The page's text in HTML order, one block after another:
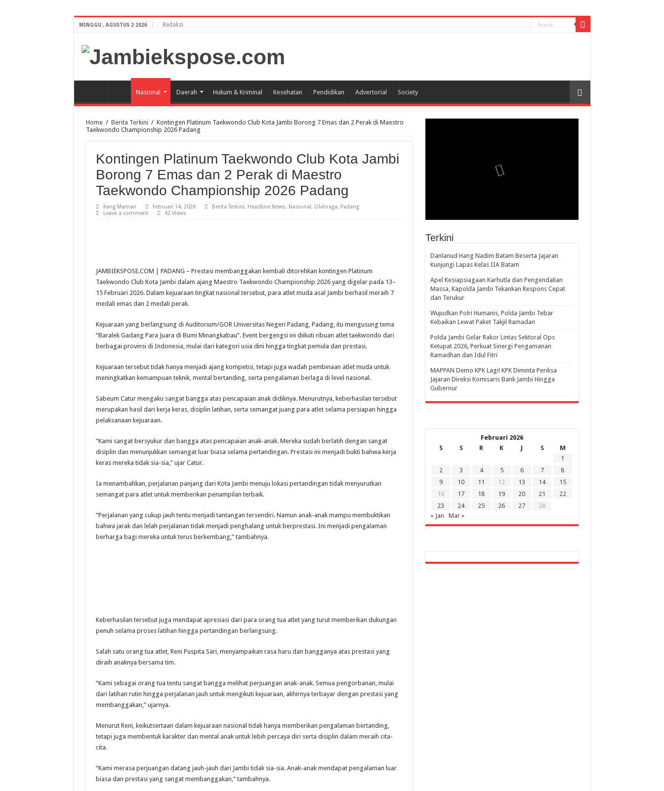
MINGGU , AGUSTUS 2 2026 Redaksi
Nasional Daerah Hukum & Kriminal Kesehatan Pendidikan Advertorial Society
Home / Berita Terkini / Kontingen Platinum Taekwondo Club Kota Jambi Borong 7 Emas dan 2 Perak di Maestro
Taekwondo Championship 2026 Padang
Kontingen Platinum Taekwondo Club Kota Jambi
Borong 7 Emas dan 2 Perak di Maestro
Taekwondo Championship 2026 Padang
Kang Maman Februari 14, 2026 Berita Terkini, Headline News, Nasional , Olahraga, Padang
Leave a comment
42 Views
JAMBIEKSPOSE.COM | PADANG – Prestasi membanggakan kembali ditorehkan kontingen Platinum
Taekwondo Club Kota Jambi dalam ajang Maestro Taekwondo Championship 2026 yang digelar pada 13–
15 Februari 2026. Dalam kejuaraan tingkat nasional tersebut, para atlet muda asal Jambi berhasil meraih 7
medali emas dan 2 medali perak.
Kejuaraan yang berlangsung di Auditorium/GOR Universitas Negeri Padang, Padang, itu mengusung tema
“Baralek Gadang Para Juara di Bumi Minangkabau”. Event bergengsi ini diikuti ribuan atlet taekwondo dari
berbagai provinsi di Indonesia, mulai dari kategori usia dini hingga tingkat pemula dan prestasi.
Kejuaraan tersebut tidak hanya menjadi ajang kompetisi, tetapi juga wadah pembinaan atlet muda untuk
meningkatkan kemampuan teknik, mental bertanding, serta pengalaman berlaga di level nasional.
Sabeum Catur mengaku sangat bangga atas pencapaian anak didiknya. Menurutnya, keberhasilan tersebut
merupakan hasil dari kerja keras, disiplin latihan, serta semangat juang para atlet selama persiapan hingga
pelaksanaan kejuaraan.
“Kami sangat bersyukur dan bangga atas pencapaian anak-anak. Mereka sudah berlatih dengan sangat
disiplin dan menunjukkan semangat luar biasa selama pertandingan. Prestasi ini menjadi bukti bahwa kerja
keras mereka tidak sia-sia,” ujar Catur.
Ia menambahkan, perjalanan panjang dari Kota Jambi menuju lokasi pertandingan tidak menyurutkan
semangat para atlet untuk memberikan penampilan terbaik.
“Perjalanan yang cukup jauh tentu menjadi tantangan tersendiri. Namun anak-anak mampu membuktikan
bahwa jarak dan lelah perjalanan tidak menjadi penghalang untuk berprestasi. Ini menjadi pengalaman
berharga bagi mereka untuk terus berkembang,” tambahnya.
Keberhasilan tersebut juga mendapat apresiasi dari para orang tua atlet yang turut memberikan dukungan
penuh selama proses latihan hingga pertandingan berlangsung.
Salah satu orang tua atlet, Reni Puspita Sari, menyampaikan rasa haru dan bangganya atas prestasi yang
diraih anaknya bersama tim.
“Kami sebagai orang tua tentu sangat bangga melihat perjuangan anak-anak. Semua pengorbanan, mulai
dari latihan rutin hingga perjalanan jauh untuk mengikuti kejuaraan, akhirnya terbayar dengan prestasi yang
membanggakan,” ujarnya.
Menurut Reni, keikutsertaan dalam kejuaraan nasional tidak hanya memberikan pengalaman bertanding,
tetapi juga membentuk karakter dan mental anak untuk lebih percaya diri serta disiplin dalam meraih cita-
cita.
“Kami merasa perjuangan datang jauh-jauh dari Jambi tidak sia-sia. Anak-anak mendapat pengalaman luar
biasa dan prestasi yang sangat membanggakan,” tambahnya.
Terkini
Danlanud Hang Nadim Batam Beserta Jajaran
Kunjungi Lapas Kelas IIA Batam
Apel Kesiapsiagaan Karhutla dan Pengendalian
Massa, Kapolda Jambi Tekankan Respons Cepat
dan Terukur
Wujudkan Polri Humanis, Polda Jambi Tebar
Kebaikan Lewat Paket Takjil Ramadan
Polda Jambi Gelar Rakor Lintas Sektoral Ops
Ketupat 2026, Perkuat Sinergi Pengamanan
Ramadhan dan Idul Fitri
‎MAPPAN Demo KPK Lagi! KPK Diminta Periksa
Jajaran Direksi Komisaris Bank Jambi Hingga
Gubernur ‎
Februari 2026
S
S R K J S
M
1
2
3 4 5 6 7
8
9
10 11 12 13 14
15
16
17 18 19 20 21
22
23
24 25 26 27
28
« Jan
Mar »